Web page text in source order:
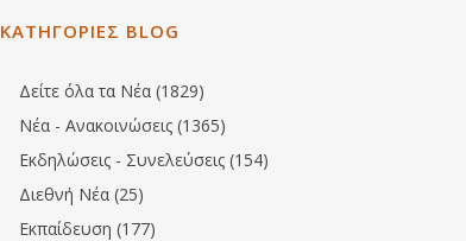
ΚΑΤΗΓΟΡΙΕΣ BLOG
Δείτε όλα τα Νέα (1829)
Νέα - Ανακοινώσεις (1365)
Εκδηλώσεις - Συνελεύσεις (154)
Διεθνή Νέα (25)
Εκπαίδευση (177)